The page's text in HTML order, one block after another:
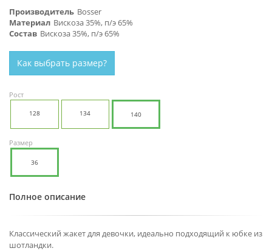
Производитель Bosser
Материал Вискоза 35%, п/э 65%
Состав Вискоза 35%, п/э 65%
Как выбрать размер?
Рост
128 134 140
Размер
36
Полное описание
Классический жакет для девочки, идеально подходящий к юбке из
шотландки.